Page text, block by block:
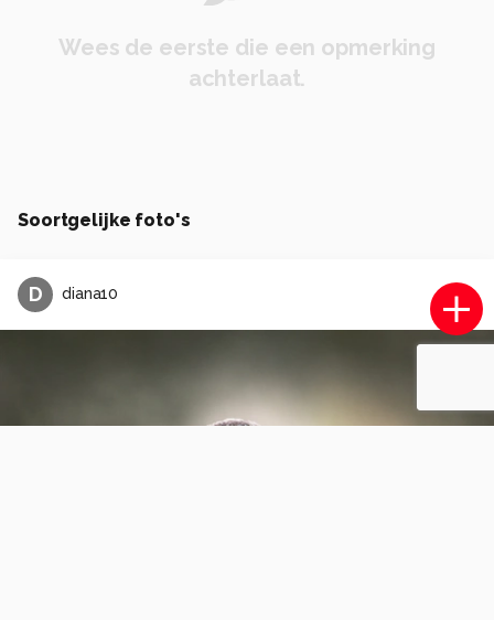
Wees de eerste die een opmerking
achterlaat.
Soortgelijke foto's
D diana10